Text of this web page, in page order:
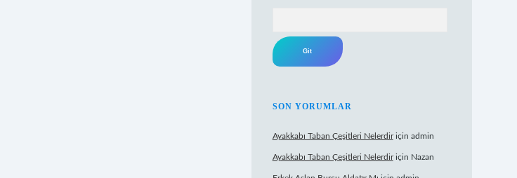
SON YORUMLAR
Ayakkabı Taban Çeşitleri Nelerdiriçin admin
Ayakkabı Taban Çeşitleri Nelerdiriçin Nazan